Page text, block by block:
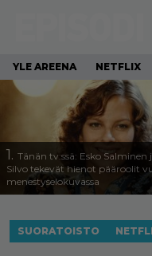
YLE AREENA NETFLIX
1. Tänän tv:ssä: Esko Salminen
Silvo tekevät hienot pääroolit
menestyselokuvassa
SUORATOISTO